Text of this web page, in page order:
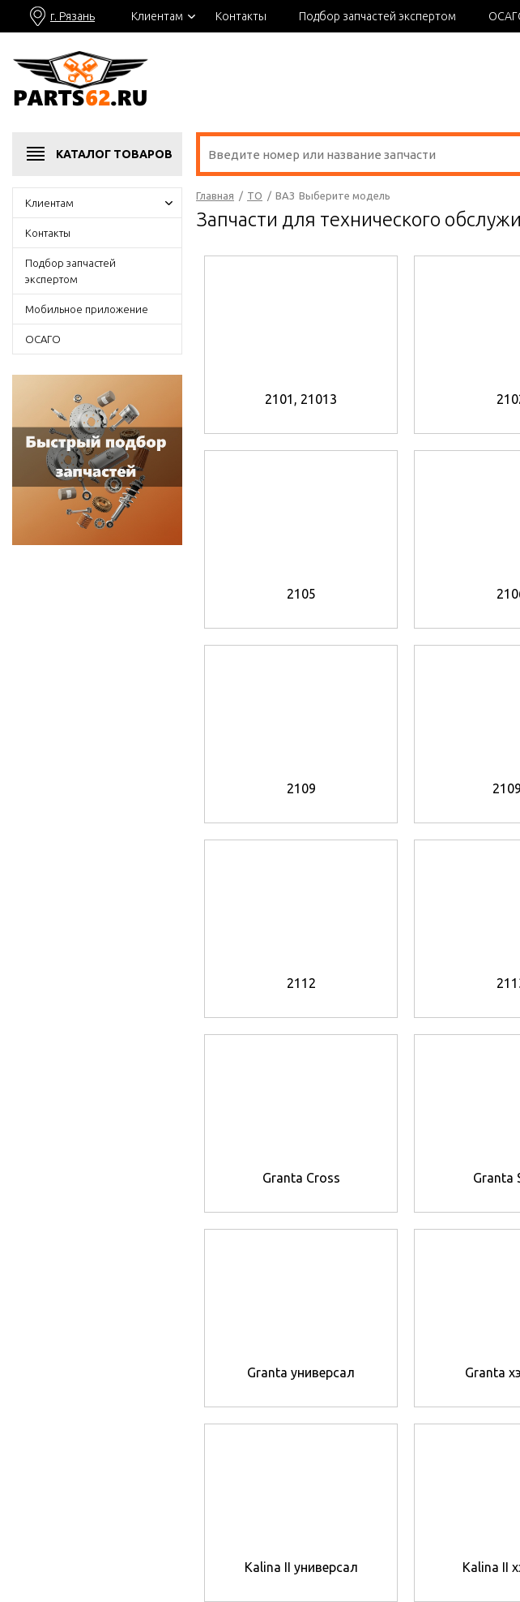
г. Рязань Клиентам Контакты Подбор запчастей экспертом
КАТАЛОГ ТОВАРОВ
Клиентам
Контакты
Подбор запчастей
экспертом
Мобильное приложение
ОСАГО
Главная / ТО / ВАЗ Выберите модель
Запчасти для технического
2101, 21013
2105
2109
2112
Granta Cross Granta
Granta универсал Granta
Kalina II универсал Kalina II